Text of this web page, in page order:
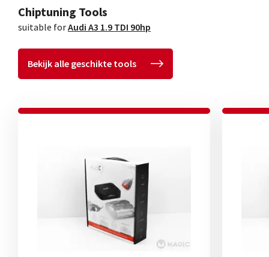
Chiptuning Tools
suitable forAudi A3 1.9 TDI 90hp
Bekijk alle geschikte tools